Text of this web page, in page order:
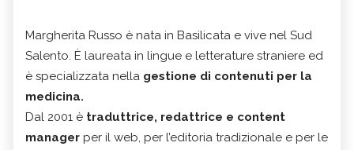
Margherita Russo è nata in Basilicata e vive nel Sud
Salento. È laureata in lingue e letterature straniere ed
è specializzata nella gestione di contenuti per la
medicina.
Dal 2001 è traduttrice, redattrice e content
manager per il web, per l’editoria tradizionale e per le